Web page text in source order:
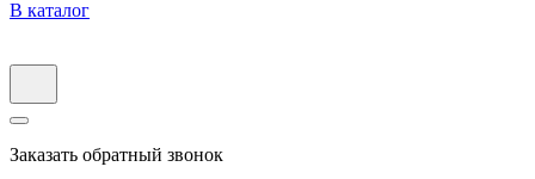
В каталог
Заказать обратный звонок